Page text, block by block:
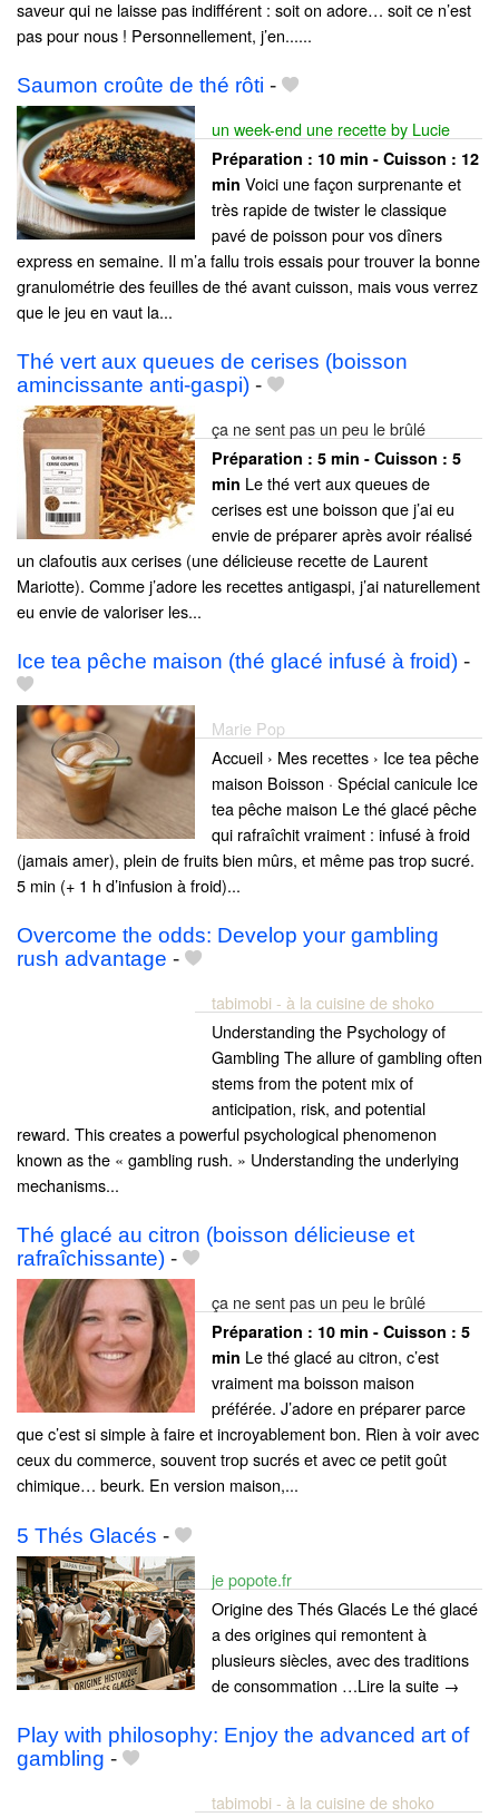
saveur qui ne laisse pas indifférent : soit on adore… soit ce n’est
pas pour nous ! Personnellement, j’en......
Saumon croûte de thé rôti -
un week-end une recette by Lucie
Préparation : 10 min - Cuisson : 12
min Voici une façon surprenante et
très rapide de twister le classique
pavé de poisson pour vos dîners
express en semaine. Il m’a fallu trois essais pour trouver la bonne
granulométrie des feuilles de thé avant cuisson, mais vous verrez
que le jeu en vaut la...
Thé vert aux queues de cerises (boisson
amincissante anti-gaspi) -
ça ne sent pas un peu le brûlé
Préparation : 5 min - Cuisson : 5
min Le thé vert aux queues de
cerises est une boisson que j’ai eu
envie de préparer après avoir réalisé
un clafoutis aux cerises (une délicieuse recette de Laurent
Mariotte). Comme j’adore les recettes antigaspi, j’ai naturellement
eu envie de valoriser les...
Ice tea pêche maison (thé glacé infusé à froid) -
Marie Pop
Accueil › Mes recettes › Ice tea pêche
maison Boisson · Spécial canicule Ice
tea pêche maison Le thé glacé pêche
qui rafraîchit vraiment : infusé à froid
(jamais amer), plein de fruits bien mûrs, et même pas trop sucré.
5 min (+ 1 h d’infusion à froid)...
Overcome the odds: Develop your gambling
rush advantage -
tabimobi - à la cuisine de shoko
Understanding the Psychology of
Gambling The allure of gambling often
stems from the potent mix of
anticipation, risk, and potential
reward. This creates a powerful psychological phenomenon
known as the « gambling rush. » Understanding the underlying
mechanisms...
Thé glacé au citron (boisson délicieuse et
rafraîchissante) -
ça ne sent pas un peu le brûlé
Préparation : 10 min - Cuisson : 5
min Le thé glacé au citron, c’est
vraiment ma boisson maison
préférée. J’adore en préparer parce
que c’est si simple à faire et incroyablement bon. Rien à voir avec
ceux du commerce, souvent trop sucrés et avec ce petit goût
chimique… beurk. En version maison,...
5 Thés Glacés -
je popote.fr
Origine des Thés Glacés Le thé glacé
a des origines qui remontent à
plusieurs siècles, avec des traditions
de consommation …Lire la suite →
Play with philosophy: Enjoy the advanced art of
gambling -
tabimobi - à la cuisine de shoko